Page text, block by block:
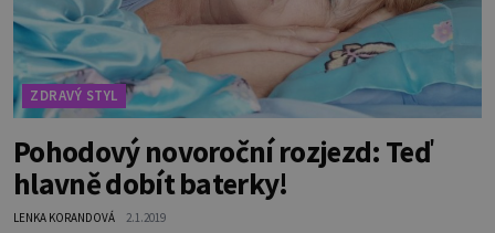
ZDRAVÝ STYL
Pohodový novoroční rozjezd: Teď
hlavně dobít baterky!
LENKA KORANDOVÁ 2.1.2019